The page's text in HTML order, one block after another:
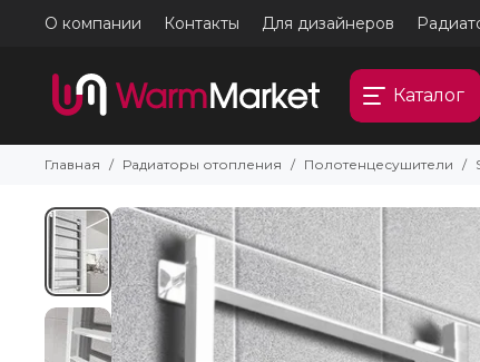
О компании Контакты Для дизайнеров
Каталог
Главная Радиаторы отопления Полотенцесушители